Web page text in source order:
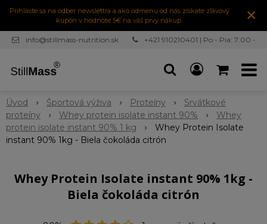
Prihláste sa na odber newslettra a ako odmenu od nás získate zľavový
kupón v hodnote 5€ na váš prvý nákup.
×
info@stillmass-nutrition.sk
+421 910210401 | Po - Pia: 7:00 -
Úvod Športová výživa Proteíny
Srvátkové
proteíny
Whey protein isolate instant 90%
Whey
protein isolate instant 90% 1 kg
Whey Protein Isolate
instant 90% 1kg - Biela čokoláda citrón
Whey Protein Isolate instant 90% 1kg -
Biela čokoláda citrón